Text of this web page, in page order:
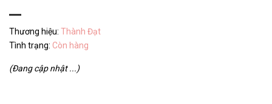
Thương hiệu: Thành Đạt
Tình trạng: Còn hàng
(Đang cập nhật ...)